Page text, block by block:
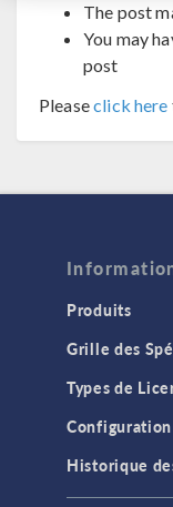
The post
You may
post
Pleaseclick here
Produits
Grille des
Types de
Historique